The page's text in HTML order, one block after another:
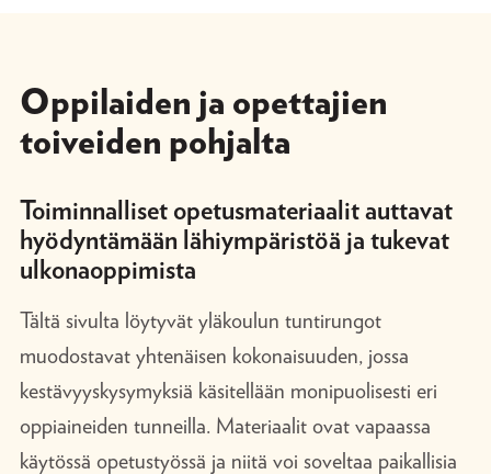
Oppilaiden ja opettajien
toiveiden pohjalta
Toiminnalliset opetusmateriaalit auttavat
hyödyntämään lähiympäristöä ja tukevat
ulkonaoppimista
Tältä sivulta löytyvät yläkoulun tuntirungot
muodostavat yhtenäisen kokonaisuuden, jossa
kestävyyskysymyksiä käsitellään monipuolisesti eri
oppiaineiden tunneilla. Materiaalit ovat vapaassa
käytössä opetustyössä ja niitä voi soveltaa paikallisia